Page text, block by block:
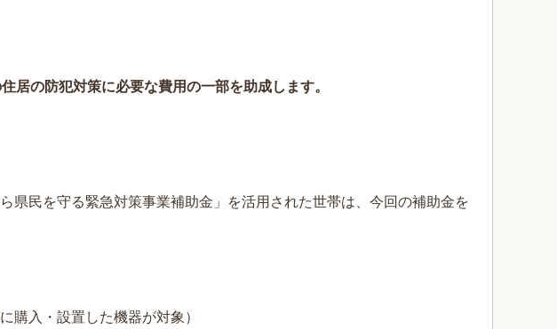
の防犯対策に必要な費用の一部を助成します。
民を守る緊急対策事業補助金」を活用された世帯は、今回の補助金を
購入・設置した機器が対象）